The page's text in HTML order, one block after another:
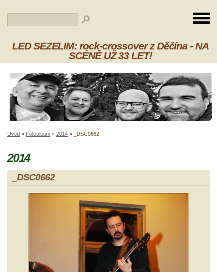
LED SEZELIM: rock-crossover z Děčína - NA
SCÉNĚ UŽ 33 LET!
Úvod » Fotoalbum » 2014 » _DSC0662
2014
_DSC0662